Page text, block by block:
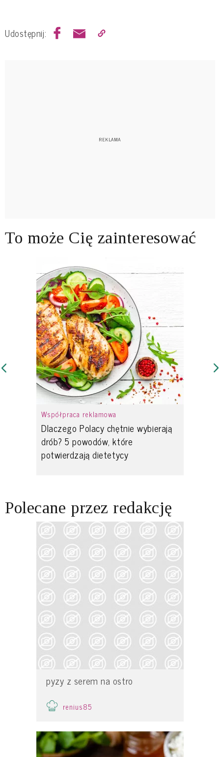
Udostępnij:
To może Cię zainteresować
Współpraca reklamowa
Dlaczego Polacy chętnie wybierają
drób? 5 powodów, które
potwierdzają dietetycy
Polecane przez redakcję
pyzy z serem na ostro
renius85